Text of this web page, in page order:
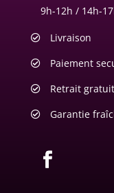
9h-12h / 14h-
Livraison
Paiement
Retrait gratuit
Garantie